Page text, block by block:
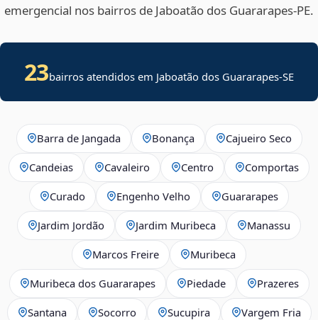
emergencial nos bairros de Jaboatão dos Guararapes‑PE.
23bairros atendidos em Jaboatão dos Guararapes-SE
Barra de Jangada Bonança Cajueiro Seco
Candeias Cavaleiro Centro Comportas
Curado Engenho Velho Guararapes
Jardim Jordão Jardim Muribeca Manassu
Marcos Freire Muribeca
Muribeca dos Guararapes Piedade Prazeres
Santana Socorro Sucupira Vargem Fria